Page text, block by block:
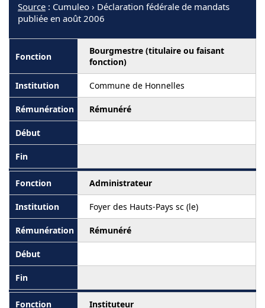
Source : Cumuleo › Déclaration fédérale de mandats
publiée en août 2006
Bourgmestre (titulaire ou faisant
fonction)
Commune de Honnelles
Rémunéré
Administrateur
Foyer des Hauts-Pays sc (le)
Rémunéré
Instituteur